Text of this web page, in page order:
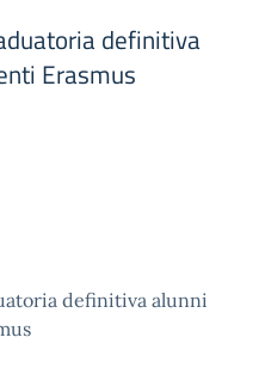
definitiva
Erasmus
definitiva alunni